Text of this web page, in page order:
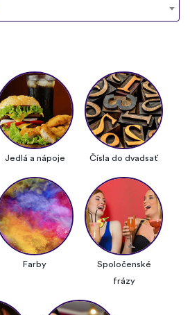
Jedlá a nápoje Čísla do dvadsať
Farby
Spoločenské
frázy